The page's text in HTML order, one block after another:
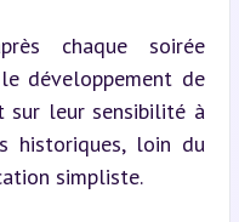
chaque soirée
développement de
sur leur sensibilité à
historiques, loin du
simpliste.